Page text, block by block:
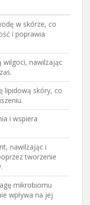
w skórze, co
i poprawia
wilgoci, nawilżając
lipidową skóry, co
i wspiera
nawilżając i
tworzenie
mikrobiomu
wpływa na jej